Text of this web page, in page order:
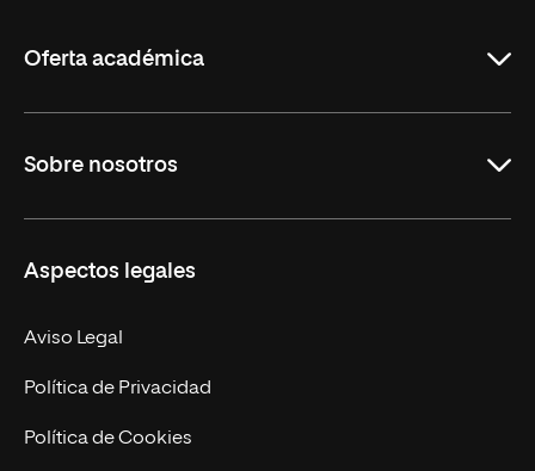
Oferta académica
Másteres Oficiales
Másteres Propios
Doctorados
Experto Universitario
Postgrados
Cursos Universitarios
Sobre nosotros
Facultades
Nuestro Equipo
Trabaja en UNIR
Actualidad
Aspectos legales
Aviso Legal
Política de Privacidad
Política de Cookies